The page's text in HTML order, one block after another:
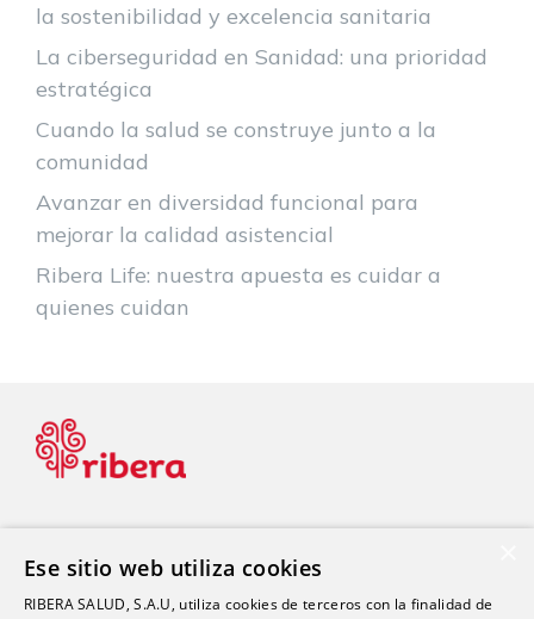
la sostenibilidad y excelencia sanitaria
La ciberseguridad en Sanidad: una prioridad
estratégica
Cuando la salud se construye junto a la
comunidad
Avanzar en diversidad funcional para
mejorar la calidad asistencial
Ribera Life: nuestra apuesta es cuidar a
quienes cuidan
Ese sitio web utiliza cookies
RIBERA SALUD, S.A.U, utiliza cookies de terceros con la finalidad de